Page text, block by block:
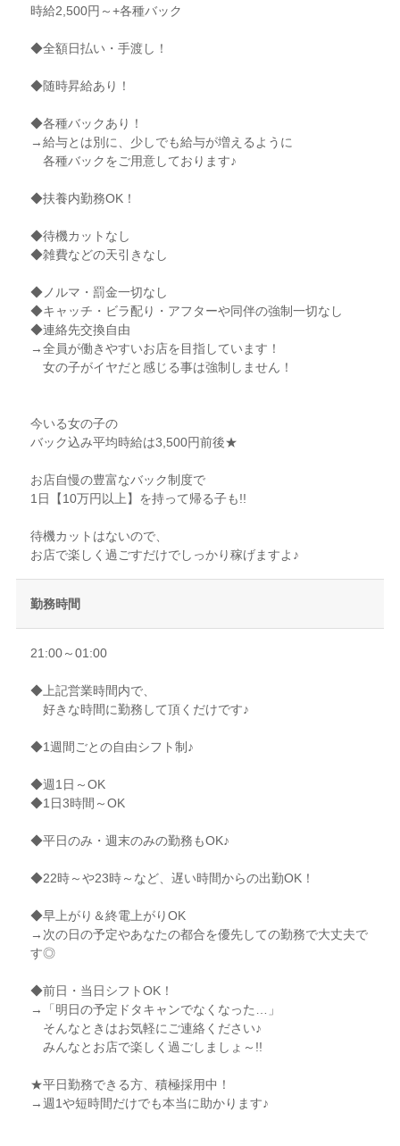
時給2,500円～+各種バック
◆全額日払い・手渡し！
◆随時昇給あり！
◆各種バックあり！
→給与とは別に、少しでも給与が増えるように
各種バックをご用意しております♪
◆扶養内勤務OK！
◆待機カットなし
◆雑費などの天引きなし
◆ノルマ・罰金一切なし
◆キャッチ・ビラ配り・アフターや同伴の強制一切なし
◆連絡先交換自由
→全員が働きやすいお店を目指しています！
女の子がイヤだと感じる事は強制しません！
今いる女の子の
バック込み平均時給は3,500円前後★
お店自慢の豊富なバック制度で
1日【10万円以上】を持って帰る子も!!
待機カットはないので、
お店で楽しく過ごすだけでしっかり稼げますよ♪
勤務時間
21:00～01:00
◆上記営業時間内で、
好きな時間に勤務して頂くだけです♪
◆1週間ごとの自由シフト制♪
◆週1日～OK
◆1日3時間～OK
◆平日のみ・週末のみの勤務もOK♪
◆22時～や23時～など、遅い時間からの出勤OK！
◆早上がり＆終電上がりOK
→次の日の予定やあなたの都合を優先しての勤務で大丈夫で
す◎
◆前日・当日シフトOK！
→「明日の予定ドタキャンでなくなった…」
そんなときはお気軽にご連絡ください♪
みんなとお店で楽しく過ごしましょ～!!
★平日勤務できる方、積極採用中！
→週1や短時間だけでも本当に助かります♪